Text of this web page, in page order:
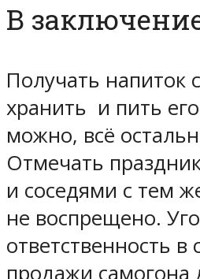
В
Получать напиток
хранить и пить
можно, всё
Отмечать
и соседями с тем
не воспрещено.
ответственность в
продажи самогона